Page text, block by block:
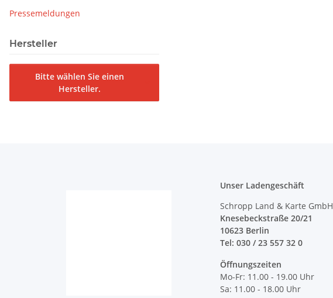
Pressemeldungen
Hersteller
Bitte wählen Sie einen
Hersteller.
Unser Ladengeschäft
Schropp Land & Karte GmbH
Knesebeckstraße 20/21
10623 Berlin
Tel: 030 / 23 557 32 0
Öffnungszeiten
Mo-Fr: 11.00 - 19.00 Uhr
Sa: 11.00 - 18.00 Uhr